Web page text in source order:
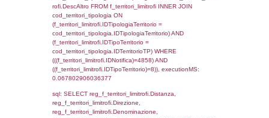
f_territori_limitrofi.IDTipoTerritorio =
cod_territori_tipologia.IDTerritorioTP )
((f_territori_limitrofi.IDNotifica) = 4858 ) AND
cod_territori_tipologia.IDTerritorioTP = 1)
executionMS: 0.053115129470825
sql: SELECT f_territori_limitrofi.Distanza,
f_territori_limitrofi.Direzione,